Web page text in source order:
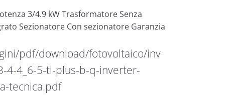
3/4.9 kW Trasformatore Senza
Sezionatore Con sezionatore Garanzia
pdf/download/fotovoltaico/inv
4_6-5-tl-plus-b-q-inverter-
tecnica.pdf